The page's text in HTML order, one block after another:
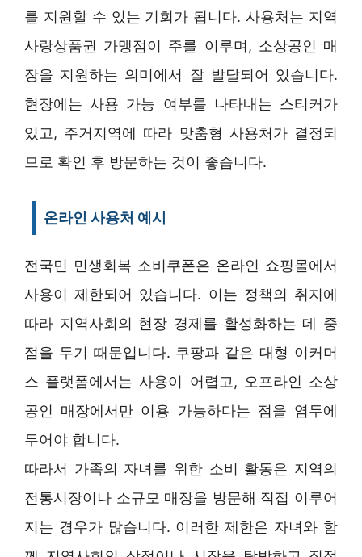
를 지원할 수 있는 기회가 됩니다. 사용처는 지역
사랑상품권 가맹점이 주를 이루며, 소상공인 매
장을 지원하는 의미에서 잘 발달되어 있습니다.
현장에는 사용 가능 여부를 나타내는 스티커가
있고, 주거지역에 따라 맞춤형 사용처가 결정되
므로 확인 후 방문하는 것이 좋습니다.
온라인 사용처 예시
전국민 민생회복 소비쿠폰은 온라인 쇼핑몰에서
사용이 제한되어 있습니다. 이는 정책의 취지에
따라 지역사회의 현장 경제를 활성화하는 데 중
점을 두기 때문입니다. 쿠팡과 같은 대형 이커머
스 플랫폼에서는 사용이 어렵고, 오프라인 소상
공인 매장에서만 이용 가능하다는 점을 염두에
두어야 합니다.
따라서 가족의 자녀를 위한 소비 활동은 지역의
전통시장이나 소규모 매장을 방문해 직접 이루어
지는 경우가 많습니다. 이러한 제한은 자녀와 함